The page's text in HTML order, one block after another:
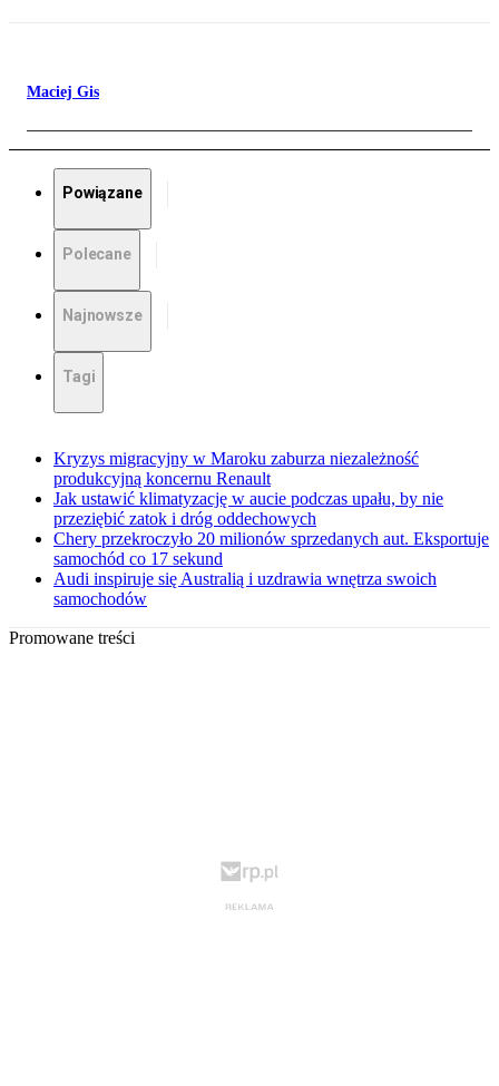
Maciej Gis
Powiązane
Polecane
Najnowsze
Tagi
Kryzys migracyjny w Maroku zaburza niezależność
produkcyjną koncernu Renault
Jak ustawić klimatyzację w aucie podczas upału, by nie
przeziębić zatok i dróg oddechowych
Chery przekroczyło 20 milionów sprzedanych aut. Eksportuje
samochód co 17 sekund
Audi inspiruje się Australią i uzdrawia wnętrza swoich
samochodów
Promowane treści